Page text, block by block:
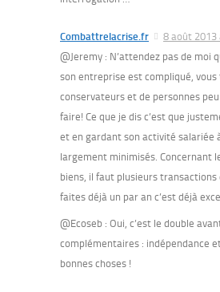
Combattrelacrise.fr
8 août 2013
@Jeremy : N’attendez pas de moi
son entreprise est compliqué,
conservateurs et de personnes
faire! Ce que je dis c’est que
et en gardant son activité salariée
largement minimisés. Concernant
biens, il faut plusieurs transactions
faites déjà un par an c’est déjà
@Ecoseb : Oui, c’est le double
complémentaires : indépendance
bonnes choses !